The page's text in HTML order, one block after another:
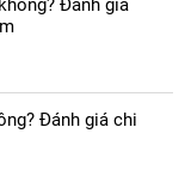
Đánh giá chi